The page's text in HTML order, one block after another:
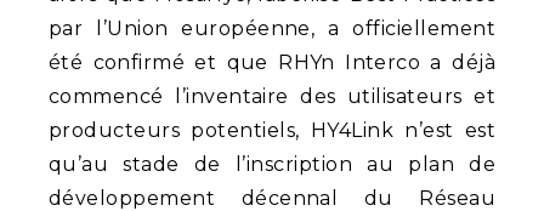
par l’Union européenne, a officiellement
été confirmé et que RHYn Interco a déjà
commencé l’inventaire des utilisateurs et
producteurs potentiels, HY4Link n’est est
qu’au stade de l’inscription au plan de
développement décennal du Réseau